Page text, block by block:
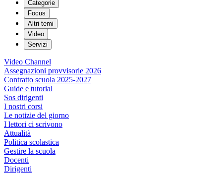
Categorie
Focus
Altri temi
Video
Servizi
Video Channel
Assegnazioni provvisorie 2026
Contratto scuola 2025-2027
Guide e tutorial
Sos dirigenti
I nostri corsi
Le notizie del giorno
I lettori ci scrivono
Attualità
Politica scolastica
Gestire la scuola
Docenti
Dirigenti